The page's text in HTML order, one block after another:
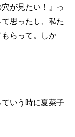
が見たい！』っ
思ったし、私た
らって。しか
いう時に夏菜子